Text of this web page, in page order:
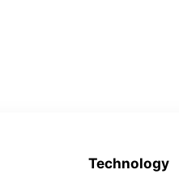
Technology